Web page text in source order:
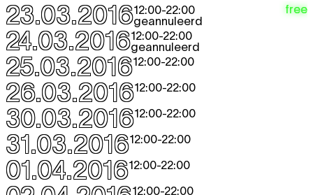
23.03.201612:00-22:00
geannuleerd
24.03.201612:00-22:00
geannuleerd
25.03.201612:00-22:00
26.03.201612:00-22:00
30.03.201612:00-22:00
31.03.201612:00-22:00
01.04.201612:00-22:00
12:00-22:00
free